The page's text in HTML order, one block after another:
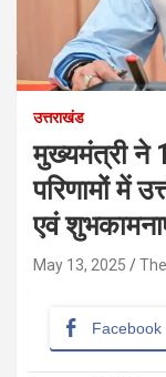
उत्तराखंड
मुख्यमंत्री ने
परिणामों में
एवं
May 13, 2025
Facebook